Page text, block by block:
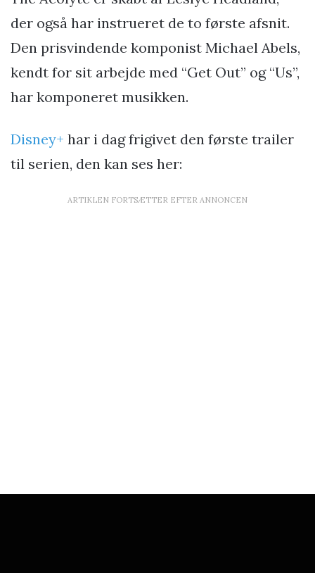
der også har instrueret de to første afsnit.
Den prisvindende komponist Michael Abels,
kendt for sit arbejde med “Get Out” og “Us”,
har komponeret musikken.
Disney+ har i dag frigivet den første trailer
til serien, den kan ses her:
ARTIKLEN FORTSÆTTER EFTER ANNONCEN